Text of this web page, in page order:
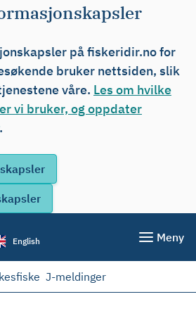
på fiskeridir.no for
bruker nettsiden, slik
våre. Les om hvilke
vi bruker, og oppdater
.
English Meny
J-meldinger